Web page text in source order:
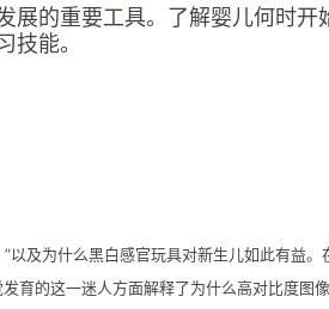
的重要工具。了解婴儿何时
能。
及为什么黑白感官玩具对新生儿如此有益
育的这一迷人方面解释了为什么高对比度图